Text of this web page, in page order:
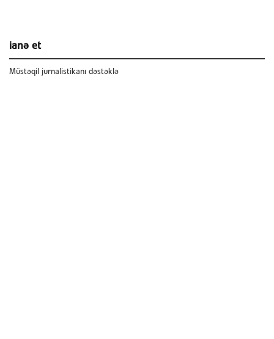
ianə et
Müstəqil jurnalistikanı dəstəklə